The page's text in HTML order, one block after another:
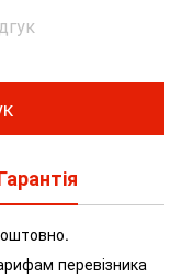
перевізника